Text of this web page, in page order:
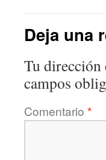
Deja una
Tu dirección
campos
Comentario *